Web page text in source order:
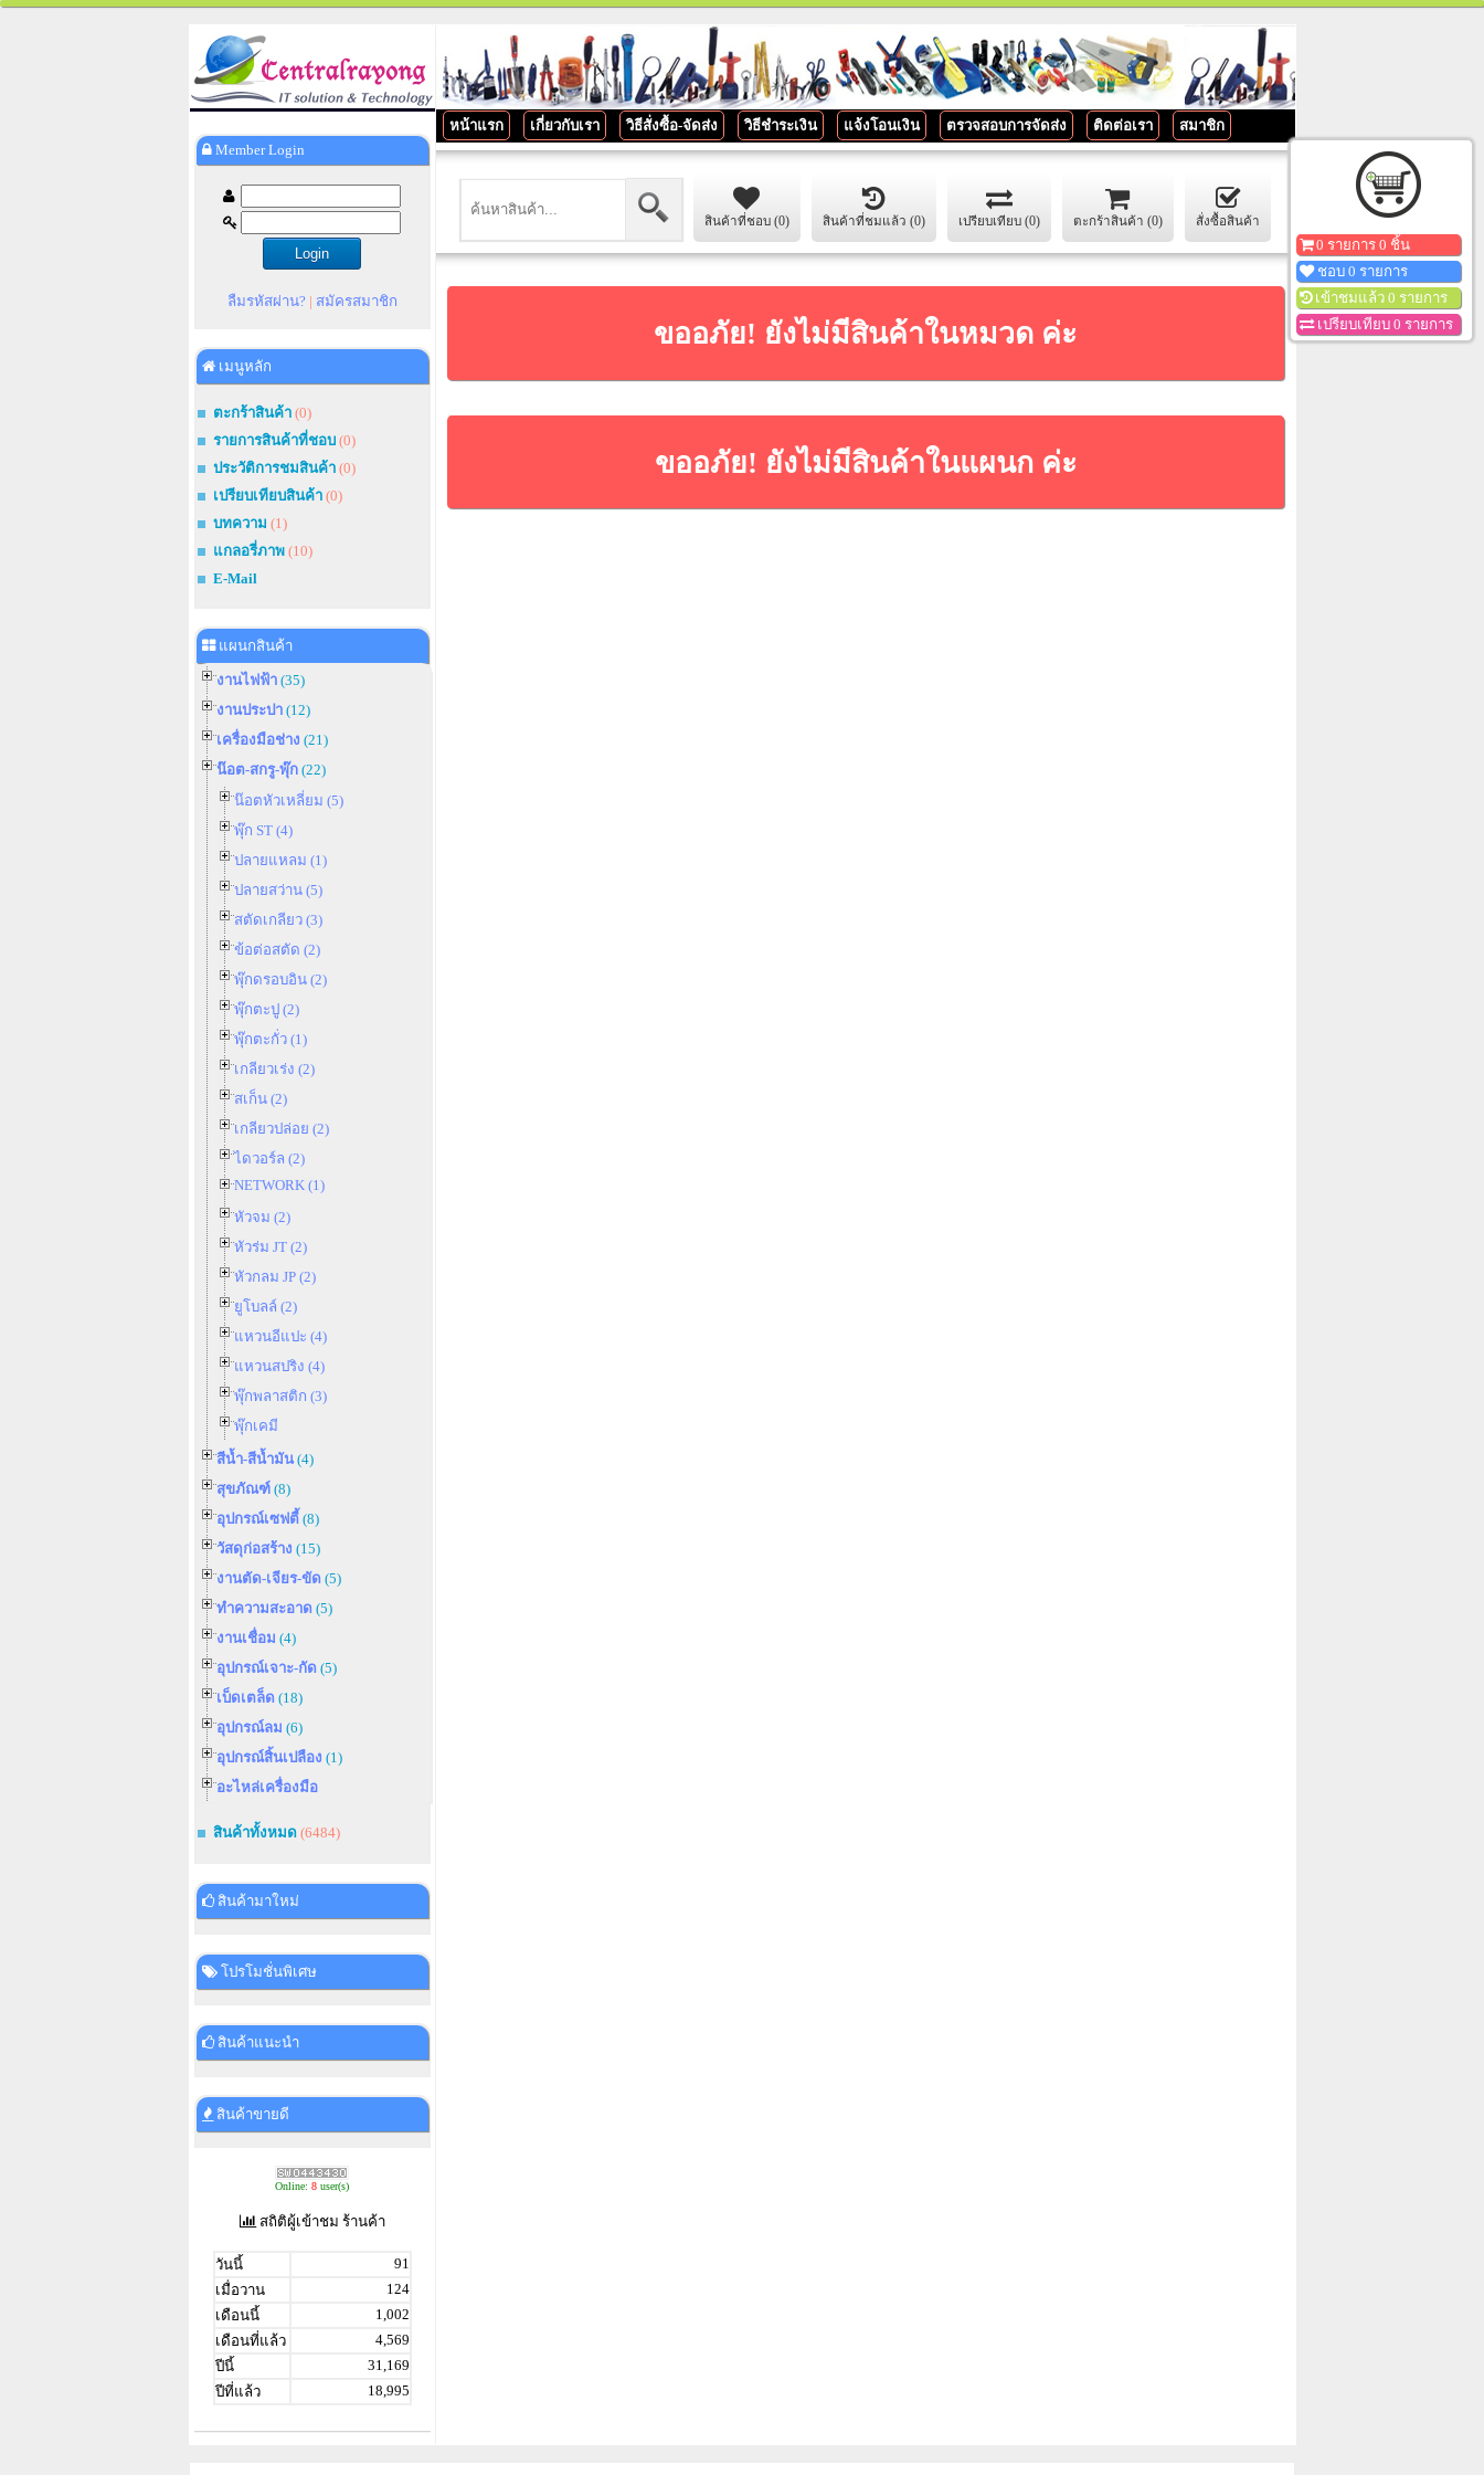
Member Login
ลืมรหัสผ่าน?| สมัครสมาชิก
เมนูหลัก
ตะกร้าสินค้า(0)
รายการสินค้าที่ชอบ(0)
ประวัติการชมสินค้า(0)
เปรียบเทียบสินค้า(0)
บทความ (1)
แกลอรี่ภาพ(10)
E-Mail
แผนกสินค้า
งานไฟฟ้า(35)
งานประปา(12)
เครื่องมือช่าง (21)
น๊อต-สกรู-พุ๊ก(22)
น๊อตหัวเหลี่ยม (5)
พุ๊ก ST (4)
ปลายแหลม (1)
ปลายสว่าน (5)
สตัดเกลียว (3)
ข้อต่อสตัด (2)
พุ๊กดรอบอิน (2)
พุ๊กตะปู (2)
พุ๊กตะกั่ว (1)
เกลียวเร่ง (2)
สเก็น (2)
เกลียวปล่อย (2)
ไดวอร์ล (2)
NETWORK (1)
หัวจม (2)
หัวร่ม JT (2)
หัวกลม JP (2)
ยูโบลล์ (2)
แหวนอีแปะ (4)
แหวนสปริง (4)
พุ๊กพลาสติก (3)
พุ๊กเคมี
สีน้ำ-สีน้ำมัน(4)
สุขภัณฑ์(8)
อุปกรณ์เซฟตี้(8)
วัสดุก่อสร้าง (15)
งานตัด-เจียร-ขัด (5)
ทำความสะอาด (5)
งานเชื่อม (4)
อุปกรณ์เจาะ-กัด (5)
เบ็ดเตล็ด (18)
อุปกรณ์ลม (6)
อุปกรณ์สิ้นเปลือง (1)
อะไหล่เครื่องมือ
สินค้าทั้งหมด(6484)
สินค้ามาใหม่
โปรโมชั่นพิเศษ
สินค้าแนะนำ
สินค้าขายดี
Online: 8 user(s)
สถิติผู้เข้าชม ร้านค้า
วันนี้
91
เมื่อวาน
124
เดือนนี้
1,002
เดือนที่แล้ว
4,569
ปีนี้
31,169
ปีที่แล้ว
18,995
หน้าแรก เกี่ยวกับเรา วิธีสั่งซื้อ-จัดส่ง วิธีชำระเงิน แจ้งโอนเงิน ตรวจสอบการจัดส่ง ติดต่อเรา สมาชิก
สินค้าที่ชอบ (0) สินค้าที่ชมแล้ว (0) เปรียบเทียบ (0) ตะกร้าสินค้า (0) สั่งซื้อสินค้า
ขออภัย! ยังไม่มีสินค้าในหมวด ค่ะ
ขออภัย! ยังไม่มีสินค้าในแผนก ค่ะ
0 รายการ 0 ชิ้น
ชอบ 0 รายการ
เข้าชมแล้ว 0 รายการ
เปรียบเทียบ 0 รายการ